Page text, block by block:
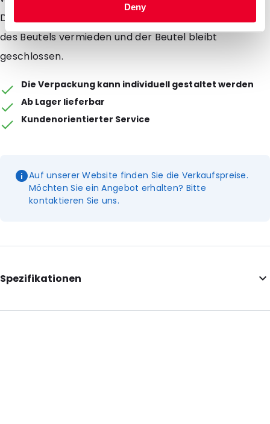
Deny
Dadurch wird eine Überdruck und somit ein Platzen
des Beutels vermieden und der Beutel bleibt
geschlossen.
Die Verpackung kann individuell gestaltet werden
Ab Lager lieferbar
Kundenorientierter Service
Auf unserer Website finden Sie die Verkaufspreise.
Möchten Sie ein Angebot erhalten? Bitte
kontaktieren Sie uns.
Spezifikationen
Internal Length: 120